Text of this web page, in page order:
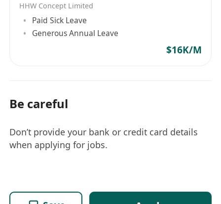
HHW Concept Limited
Paid Sick Leave
Generous Annual Leave
$16K/M
Be careful
Don’t provide your bank or credit card details
when applying for jobs.